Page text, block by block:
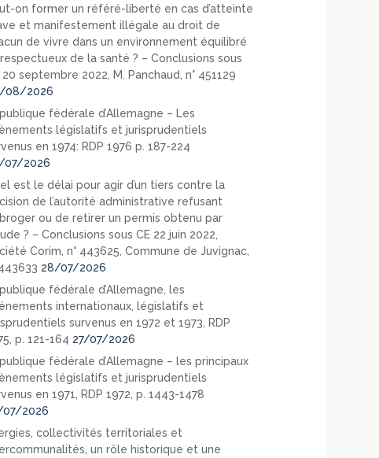
on former un référé-liberté en cas d’atteinte
et manifestement illégale au droit de
de vivre dans un environnement équilibré
de la santé ? – Conclusions sous
20 septembre 2022, M. Panchaud, n° 451129
08/2026
fédérale d’Allemagne – Les
législatifs et jurisprudentiels
en 1974: RDP 1976 p. 187-224
07/2026
est le délai pour agir d’un tiers contre la
de l’autorité administrative refusant
ou de retirer un permis obtenu par
? – Conclusions sous CE 22 juin 2022,
Corim, n° 443625, Commune de Juvignac,
28/07/2026
fédérale d’Allemagne, les
internationaux, législatifs et
survenus en 1972 et 1973, RDP
p. 121-164 27/07/2026
fédérale d’Allemagne – les principaux
législatifs et jurisprudentiels
en 1971, RDP 1972, p. 1443-1478
07/2026
collectivités territoriales et
un rôle historique et une